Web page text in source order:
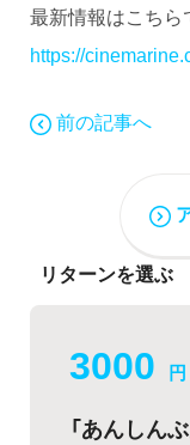
最新情報はこち
https://
前の記事へ
リターンを選ぶ
3000 円
「あんしん